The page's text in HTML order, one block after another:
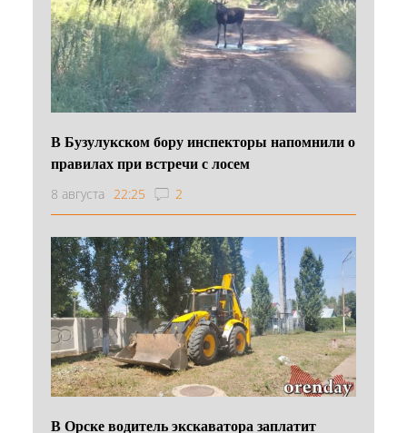
В Бузулукском бору инспекторы напомнили о
правилах при встречи с лосем
8 августа 22:25 2
В Орске водитель экскаватора заплатит